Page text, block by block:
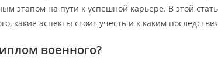
этапом на пути к успешной карьере. В этой
какие аспекты стоит учесть и к каким
военного?